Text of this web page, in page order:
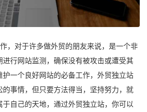
，对于许多做外贸的朋友来说，是一个非
进行网站监测，确保没有被攻击或遭受其
一个良好网站的必备工作，外贸独立站
事情，但只要方法得当，坚持努力，就
自己的天地，通过外贸独立站，你可以